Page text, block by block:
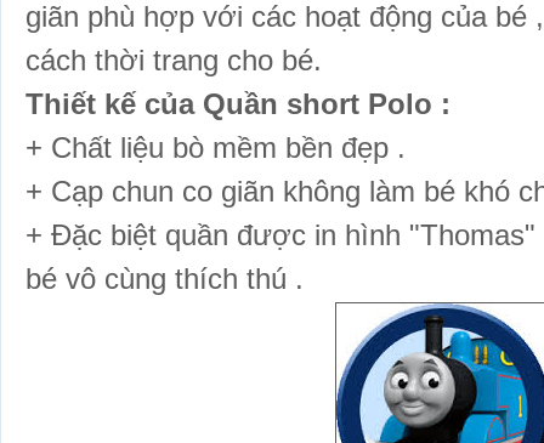
giãn phù hợp với các hoạt động của bé
cách thời trang cho bé.
Thiết kế của Quần short Polo :
+ Chất liệu bò mềm bền đẹp .
+ Cạp chun co giãn không làm bé khó
+ Đặc biệt quần được in hình "Thomas"
bé vô cùng thích thú .